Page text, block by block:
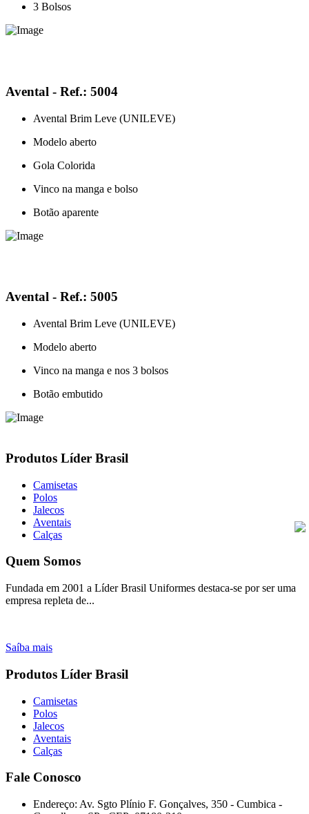
3 Bolsos
Avental - Ref.: 5004
Avental Brim Leve (UNILEVE)
Modelo aberto
Gola Colorida
Vinco na manga e bolso
Botão aparente
Avental - Ref.: 5005
Avental Brim Leve (UNILEVE)
Modelo aberto
Vinco na manga e nos 3 bolsos
Botão embutido
Produtos Líder Brasil
Camisetas
Polos
Jalecos
Aventais
Calças
Quem Somos
Fundada em 2001 a Líder Brasil Uniformes destaca-se por ser uma
empresa repleta de...
Saíba mais
Produtos Líder Brasil
Camisetas
Polos
Jalecos
Aventais
Calças
Fale Conosco
Endereço: Av. Sgto Plínio F. Gonçalves, 350 - Cumbica -